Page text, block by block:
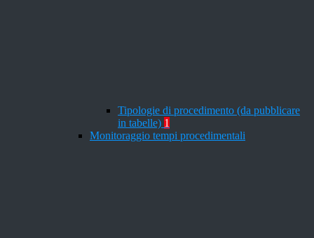
Tipologie di procedimento (da pubblicare
in tabelle) 1
Monitoraggio tempi procedimentali